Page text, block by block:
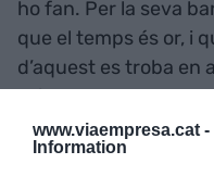
www.viaempresa.cat -
Information
ho fan. Per la seva
que el temps és or, i
d’aquest es troba
gràcies a la
ha decidit que la
dedicarà a la